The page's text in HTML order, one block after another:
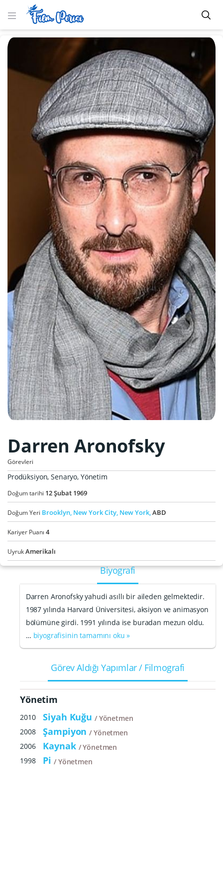
Darren Aronofsky
Görevleri
Prodüksiyon, Senaryo, Yönetim
Doğum tarihi 12Şubat 1969
Doğum Yeri Brooklyn, New York City, New York,ABD
Kariyer Puanı 4
UyrukAmerikalı
Biyografi
Darren Aronofsky yahudi asıllı bir aileden gelmektedir.
1987 yılında Harvard Üniversitesi, aksiyon ve animasyon
bölümüne girdi. 1991 yılında ise buradan mezun oldu.
… biyografisinin tamamını oku »
Görev Aldığı Yapımlar / Filmografi
Yönetim
2010 Siyah Kuğu Yönetmen
2008
Şampiyon
Yönetmen
2006
Kaynak Yönetmen
1998
Pi Yönetmen